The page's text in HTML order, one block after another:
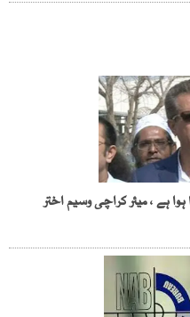
ہے ، میئر کراچی وسیم اختر